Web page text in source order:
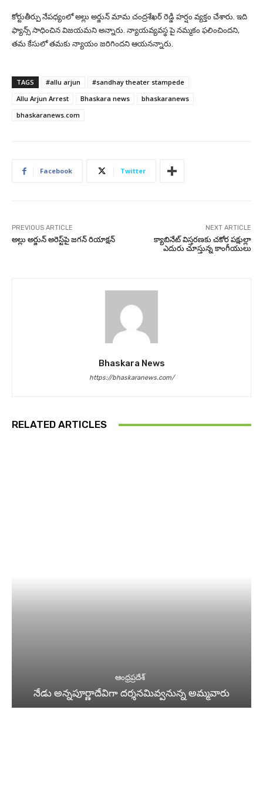
కోర్టుతీర్పు నేపధ్యంలో అల్లు అర్జున్ మామ చంద్రశేఖర్ రెడ్డి హర్షం వ్యక్తం చేశారు. ఇది
ఫ్యాన్స్ సాధించిన విజయమని అన్నారు. న్యాయవ్యవస్థ పై నమ్మకం ఫలించిందని,
తమ కేసులో తమకు న్యాయం జరిగిందని ఆయనన్నారు.
TAGS #allu arjun
#sandhay theater stampede
Allu Arjun Arrest
Bhaskara news
bhaskaranews
bhaskaranews.com
Facebook Twitter
PREVIOUS ARTICLE
అల్లు అర్జున్ అరెస్ట్‌పై జగన్‌ రియాక్షన్‌
NEXT ARTICLE
క్యాబినేట్ విస్తరణకు చకోర పక్షుల్లా
ఎదురు చూస్తున్న కాంగీయులు
Bhaskara News
https://bhaskaranews.com/
RELATED ARTICLES
ఆంధ్రప్రదేశ్
నేడు అన్నపూర్ణాదేవిగా దర్శనమివ్వనున్న అమ్మవారు